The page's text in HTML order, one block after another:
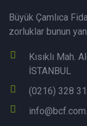
Büyük Çamlıca
zorluklar bunun
Kısıklı Mah.
İSTANBUL
(0216) 328